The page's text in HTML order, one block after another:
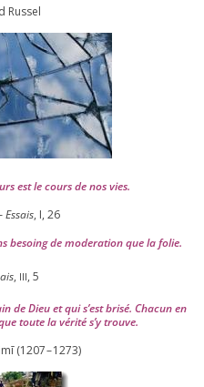
Russel
est le cours de nos vies.
Essais, I, 26
besoing de mode­ra­tion que la folie.
, III, 5
Dieu et qui s’est bri­sé. Chacun en
toute la véri­té s’y trouve.
(1207–1273)